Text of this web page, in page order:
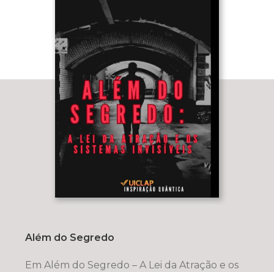
Além do Segredo
Em Além do Segredo – A Lei da Atração e os